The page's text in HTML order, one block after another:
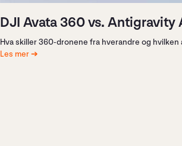
DJI Avata 360 vs. Antigravity
Hva skiller 360-dronene fra hverandre og
Les mer